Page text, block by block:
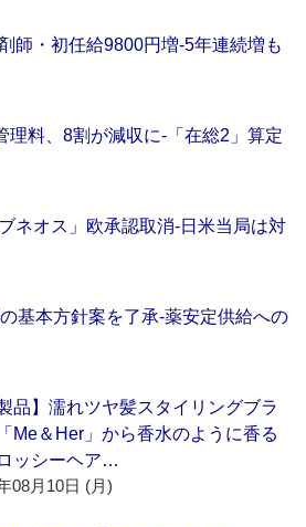
師・初任給9800円増‐5年連続増も
理料、8割が減収に‐「在総2」算定
ネオス」欧承認取消‐日米当局は対
基本方針案を了承‐薬安定供給への
製品】濡れツヤ髪スタイリングブラ
Me＆Her」から香水のように香る
ロッシーヘア…
08月10日 (月)